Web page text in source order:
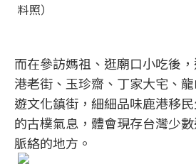
料照）
而在參訪媽祖、逛廟口小吃後
港老街、玉珍齋、丁家大宅、
遊文化鎮街，細細品味鹿港移
的古樸氣息，體會現存台灣少
脈絡的地方。